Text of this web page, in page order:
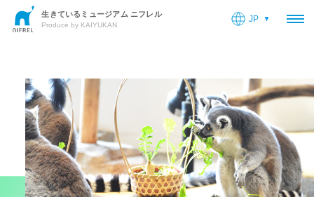
生きているミュージアム ニフレル
Produce by KAIYUKAN
JP